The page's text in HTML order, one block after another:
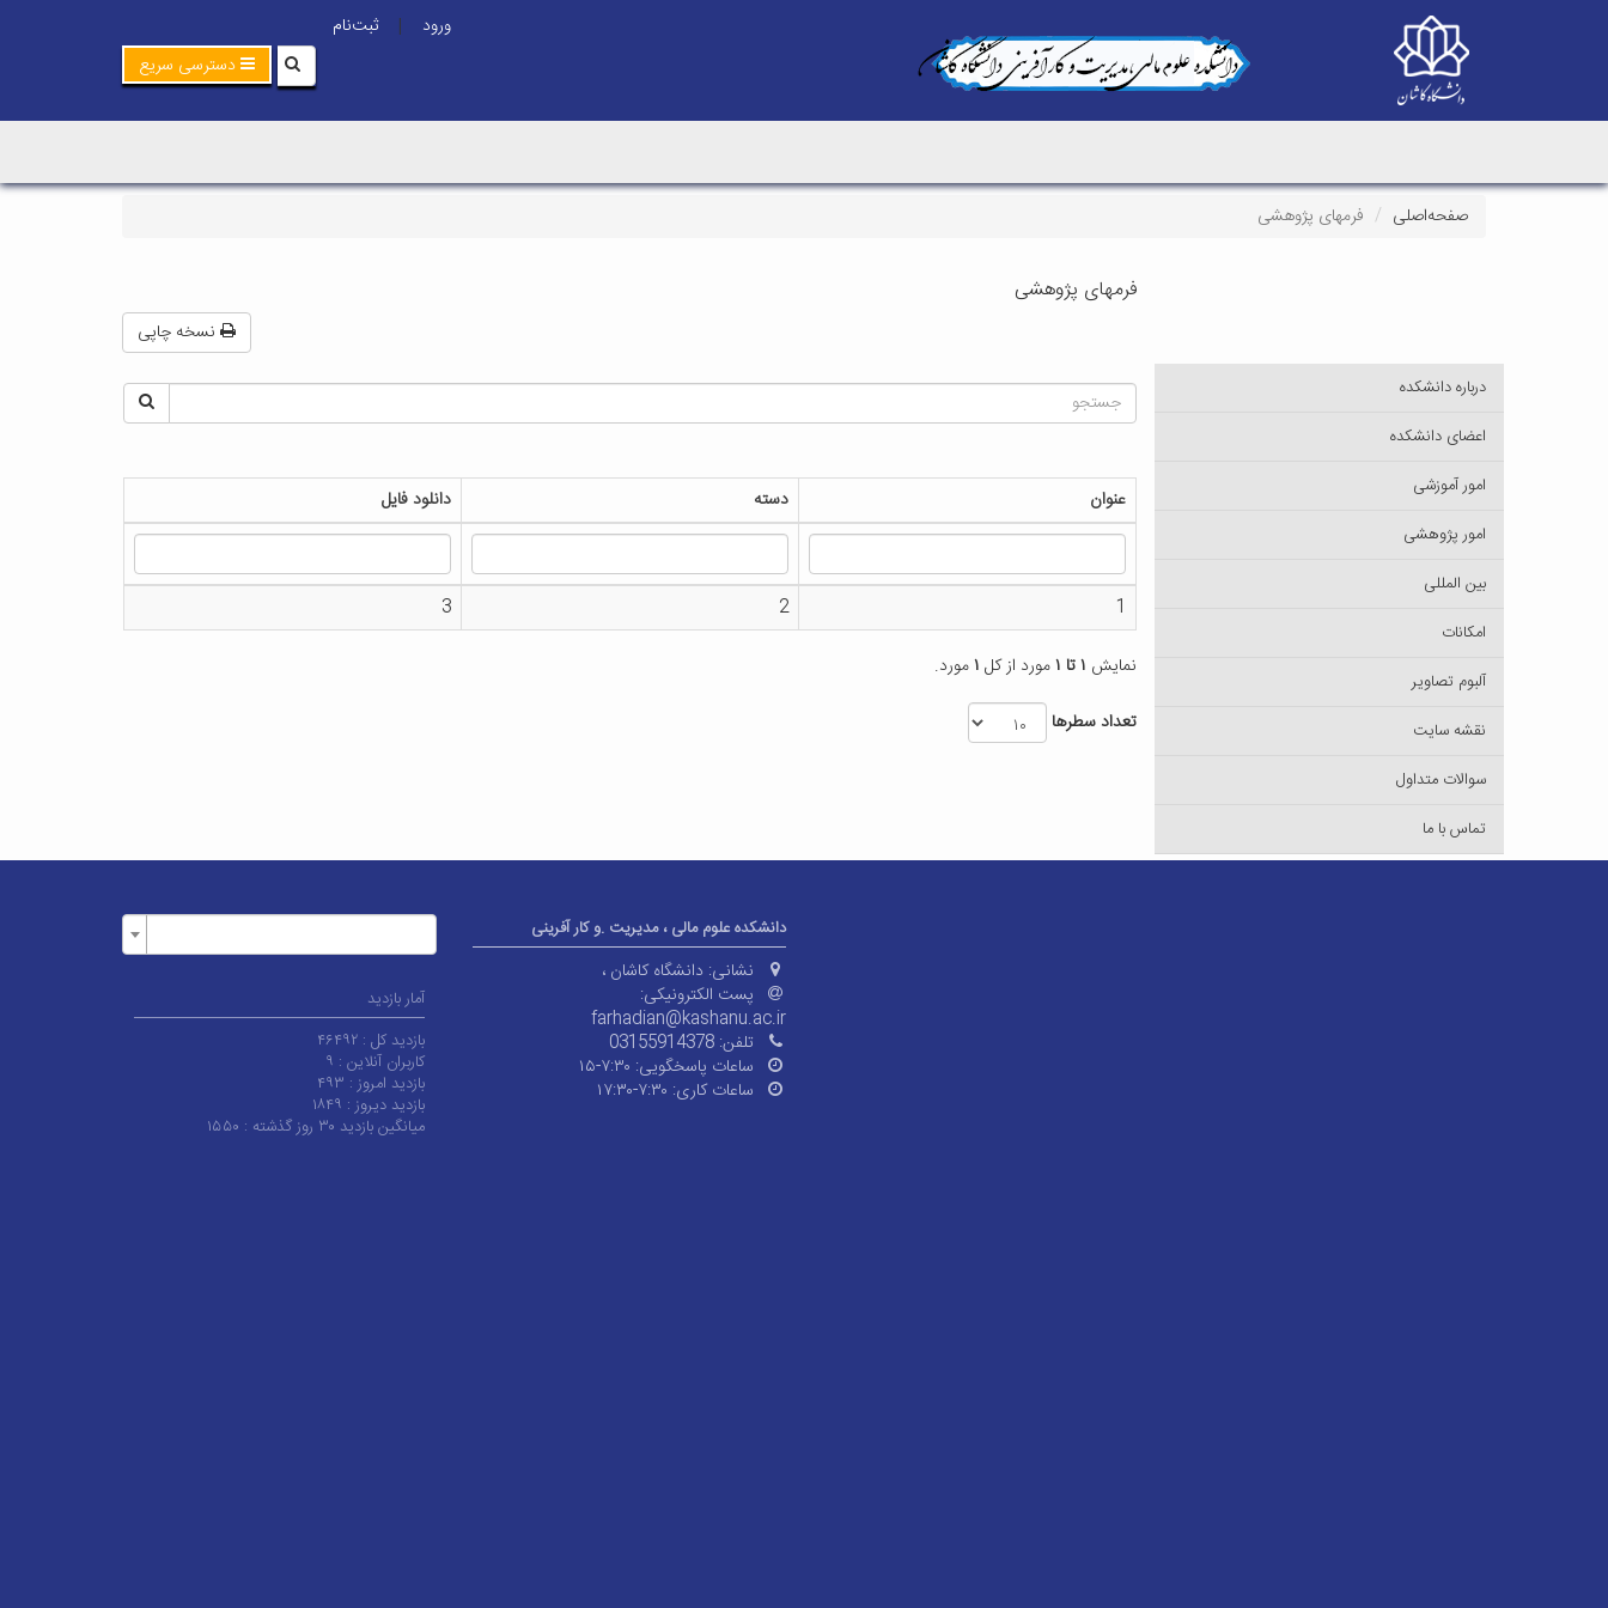
ورود |
ثبت‌نام
دسترسی سریع
صفحه‌اصلی فرمهای پژوهشی
فرمهای پژوهشی
نسخه چاپی
عنوان دسته دانلود فایل
1
2
3
نمایش ۱ تا ۱ مورد از کل ۱مورد.
تعداد سطرها
درباره دانشکده
اعضای دانشکده
امور آموزشی
امور پژوهشی
بین المللی
امکانات
آلبوم تصاویر
نقشه سایت
سوالات متداول
تماس با ما
دانشکده علوم مالی ، مدیریت .و کار آفرینی
نشانی: دانشگاه کاشان ،
پست الکترونیکی:
farhadian@kashanu.ac.ir
تلفن: 03155914378
ساعات پاسخگویی: ۷:۳۰-۱۵
ساعات کاری: ۷:۳۰-۱۷:۳۰
آمار بازدید
بازدید کل :۴۶۴۹۲
کاربران آنلاین : ۹
بازدید امروز : ۴۹۳
بازدید دیروز : ۱۸۴۹
میانگین بازدید ۳۰ روز گذشته :
۱۵۵۰